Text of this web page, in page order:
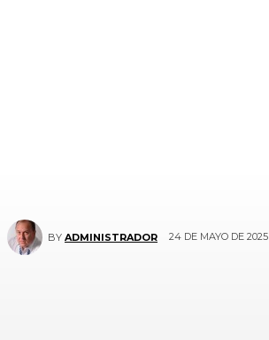
BY ADMINISTRADOR 24 DE MAYO DE 2025